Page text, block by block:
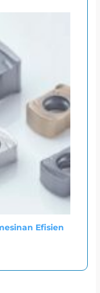
Efisien